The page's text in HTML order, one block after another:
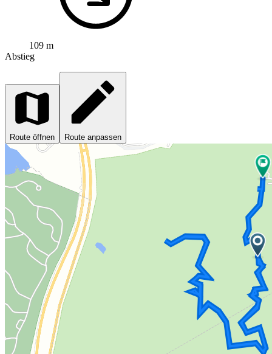
109 m
Abstieg
Route öffnen Route anpassen